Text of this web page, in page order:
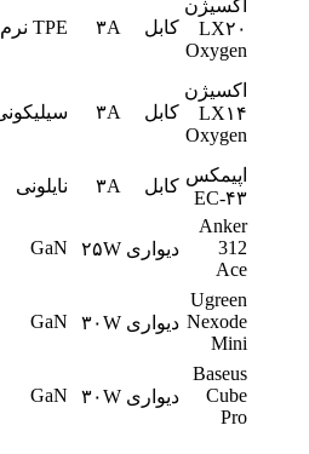
اکسیژن
LX۲۰
Oxygen
کابل ۳A TPE نرم
اکسیژن
LX۱۴
Oxygen
کابل ۳A سیلیکونی
اپیمکس
EC-۴۳
کابل ۳A نایلونی
Anker
دیواری ۲۵W GaN
Ugreen
Nexode دیواری ۳۰W GaN
+
Baseus
Cube
دیواری ۳۰W GaN